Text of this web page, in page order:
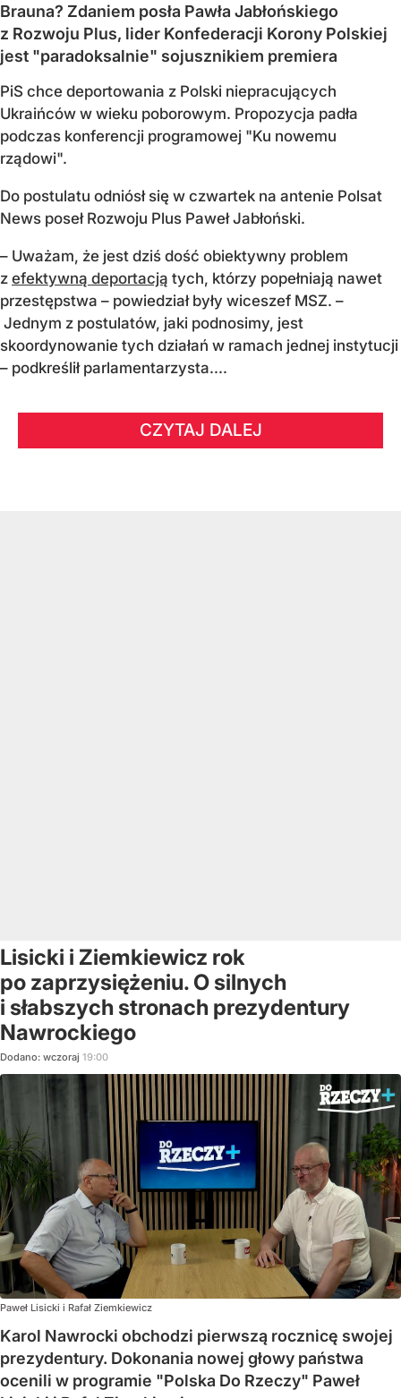
Brauna? Zdaniem posła Pawła Jabłońskiego
z Rozwoju Plus, lider Konfederacji Korony Polskiej
jest "paradoksalnie" sojusznikiem premiera
PiS chce deportowania z Polski niepracujących
Ukraińców w wieku poborowym. Propozycja padła
podczas konferencji programowej "Ku nowemu
rządowi".
Do postulatu odniósł się w czwartek na antenie Polsat
News poseł Rozwoju Plus Paweł Jabłoński.
– Uważam, że jest dziś dość obiektywny problem
z efektywną deportacją tych, którzy popełniają nawet
przestępstwa – powiedział były wiceszef MSZ. –
Jednym z postulatów, jaki podnosimy, jest
skoordynowanie tych działań w ramach jednej instytucji
– podkreślił parlamentarzysta....
CZYTAJ DALEJ
Lisicki i Ziemkiewicz rok
po zaprzysiężeniu. O silnych
i słabszych stronach prezydentury
Nawrockiego
Dodano: wczoraj 19:00
Paweł Lisicki i Rafał Ziemkiewicz
Karol Nawrocki obchodzi pierwszą rocznicę swojej
prezydentury. Dokonania nowej głowy państwa
ocenili w programie "Polska Do Rzeczy" Paweł